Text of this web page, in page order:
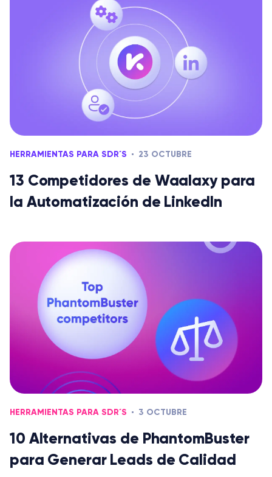
HERRAMIENTAS PARA SDR´S 23 OCTUBRE
13 Competidores de Waalaxy para
la Automatización de LinkedIn
HERRAMIENTAS PARA SDR´S 3 OCTUBRE
10 Alternativas de PhantomBuster
para Generar Leads de Calidad